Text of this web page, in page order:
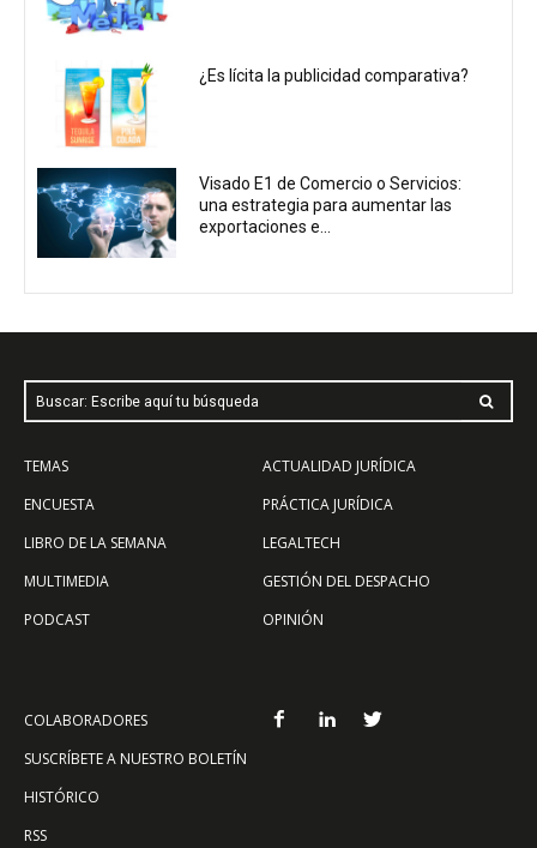
¿Es lícita la publicidad comparativa?
Visado E1 de Comercio o Servicios:
una estrategia para aumentar las
exportaciones e...
Buscar: Escribe aquí tu búsqueda
TEMAS
ENCUESTA
LIBRO DE LA SEMANA
MULTIMEDIA
PODCAST
ACTUALIDAD JURÍDICA
PRÁCTICA JURÍDICA
LEGALTECH
GESTIÓN DEL DESPACHO
OPINIÓN
COLABORADORES
SUSCRÍBETE A NUESTRO BOLETÍN
HISTÓRICO
RSS